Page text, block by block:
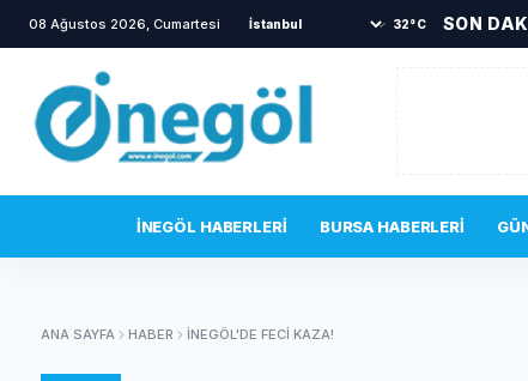
08 Ağustos 2026, Cumartesi 32°C SON
Mustafa Keser’den müzik
İNEGÖL HABERLERI BURSA HABERLERI
ANA SAYFA HABER İNEGÖL'DE FECI KAZA!